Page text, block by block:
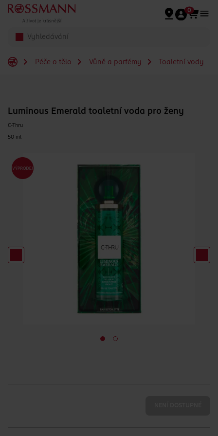
Přeskočit na hlavmní obsah
0
Péče o tělo Vůně a parfémy Toaletní vody
Luminous Emerald toaletní voda pro ženy
C-Thru
50 ml